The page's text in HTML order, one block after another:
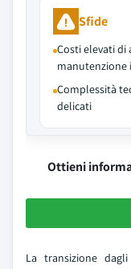
Sfide
Costi elevati
manutenzione
Complessità
delicati
Ottieni
La transizione